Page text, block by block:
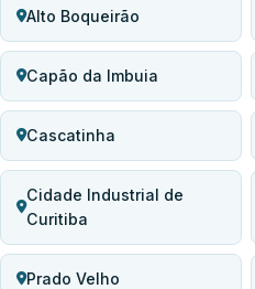
Alto Boqueirão
Capão da Imbuia
Cascatinha
Cidade Industrial de
Curitiba
Prado Velho